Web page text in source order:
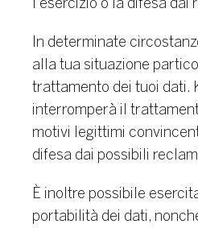
l’esercizio o la difesa dai
In determinate
alla tua situazione
trattamento dei tuoi dati.
interromperà il
motivi legittimi
difesa dai possibili
È inoltre possibile
portabilità dei dati,